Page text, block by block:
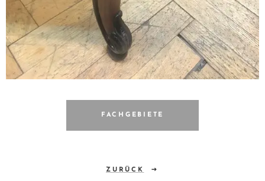
FACHGEBIETE
ZURÜCK